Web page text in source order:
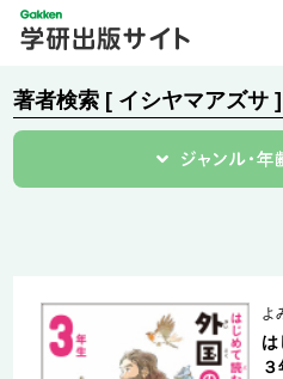
著者検索 [ イシヤマアズサ ]
よ